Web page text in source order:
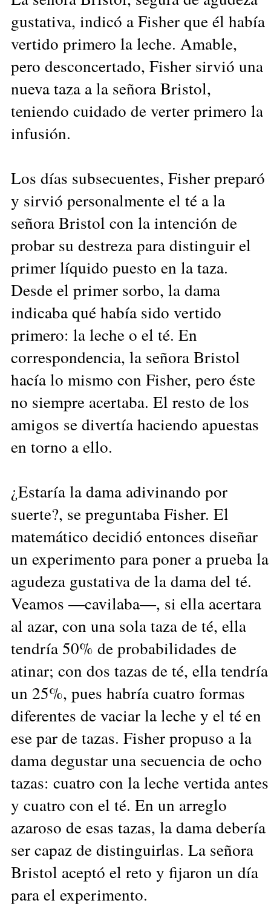
gustativa, indicó a Fisher que él había
vertido primero la leche. Amable,
pero desconcertado, Fisher sirvió una
nueva taza a la señora Bristol,
teniendo cuidado de verter primero la
infusión.
Los días subsecuentes, Fisher preparó
y sirvió personalmente el té a la
señora Bristol con la intención de
probar su destreza para distinguir el
primer líquido puesto en la taza.
Desde el primer sorbo, la dama
indicaba qué había sido vertido
primero: la leche o el té. En
correspondencia, la señora Bristol
hacía lo mismo con Fisher, pero éste
no siempre acertaba. El resto de los
amigos se divertía haciendo apuestas
en torno a ello.
¿Estaría la dama adivinando por
suerte?, se preguntaba Fisher. El
matemático decidió entonces diseñar
un experimento para poner a prueba la
agudeza gustativa de la dama del té.
Veamos —cavilaba—, si ella acertara
al azar, con una sola taza de té, ella
tendría 50% de probabilidades de
atinar; con dos tazas de té, ella tendría
un 25%, pues habría cuatro formas
diferentes de vaciar la leche y el té en
ese par de tazas. Fisher propuso a la
dama degustar una secuencia de ocho
tazas: cuatro con la leche vertida antes
y cuatro con el té. En un arreglo
azaroso de esas tazas, la dama debería
ser capaz de distinguirlas. La señora
Bristol aceptó el reto y fijaron un día
para el experimento.